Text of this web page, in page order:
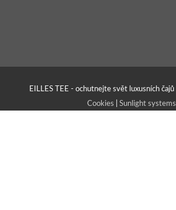
EILLES TEE - ochutnejte svět luxusních čajů
Cookies
Sunlight systems